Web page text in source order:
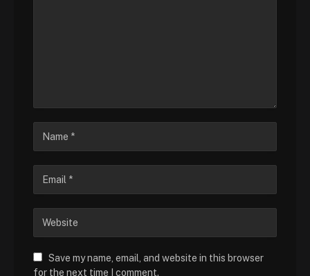
Save my name, email, and website in this browser
for the next time I comment.